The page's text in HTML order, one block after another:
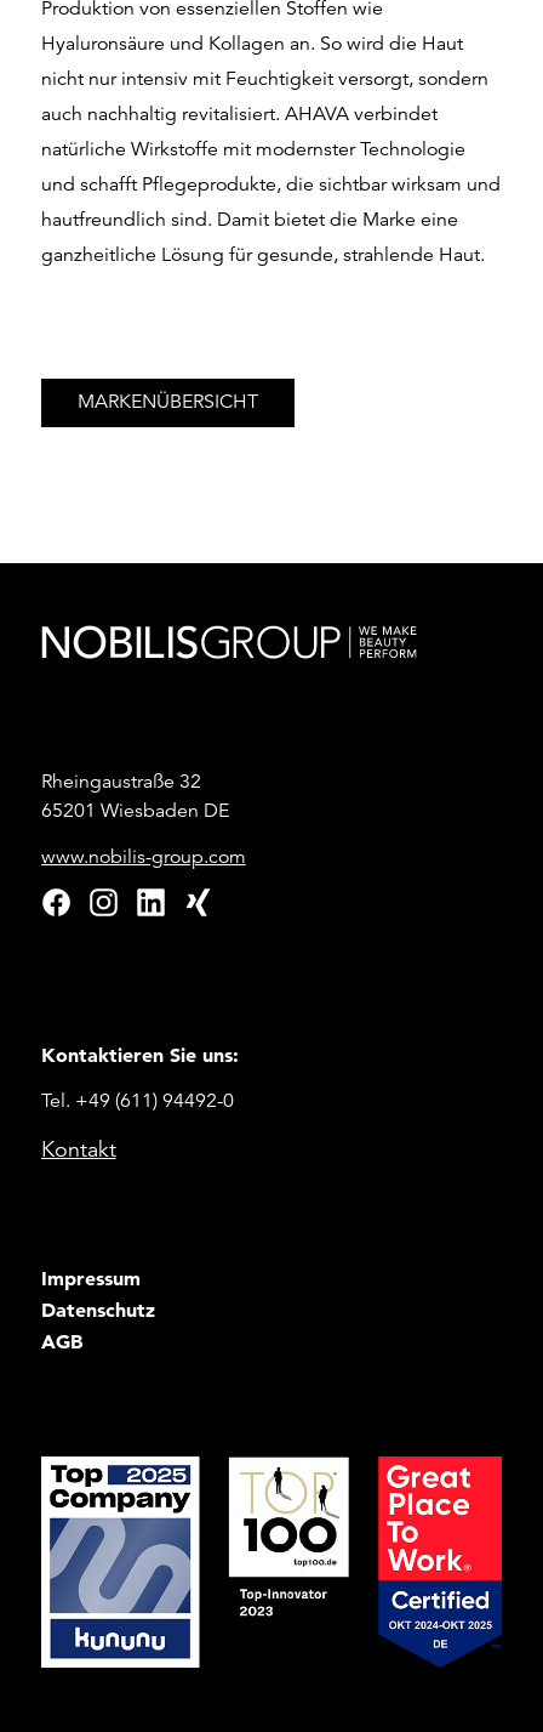
Produktion von essenziellen Stoffen wie
Hyaluronsäure und Kollagen an. So wird die Haut
nicht nur intensiv mit Feuchtigkeit versorgt, sondern
auch nachhaltig revitalisiert. AHAVA verbindet
natürliche Wirkstoffe mit modernster Technologie
und schafft Pflegeprodukte, die sichtbar wirksam und
hautfreundlich sind. Damit bietet die Marke eine
ganzheitliche Lösung für gesunde, strahlende Haut.
MARKENÜBERSICHT
Rheingaustraße 32
65201 Wiesbaden DE
www.nobilis-group.com
Kontaktieren Sie uns:
Tel. +49 (611) 94492-0
Kontakt
Impressum
Datenschutz
AGB